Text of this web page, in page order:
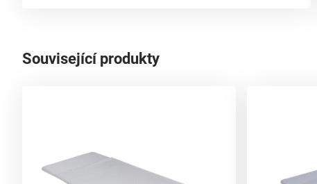
Související produkty